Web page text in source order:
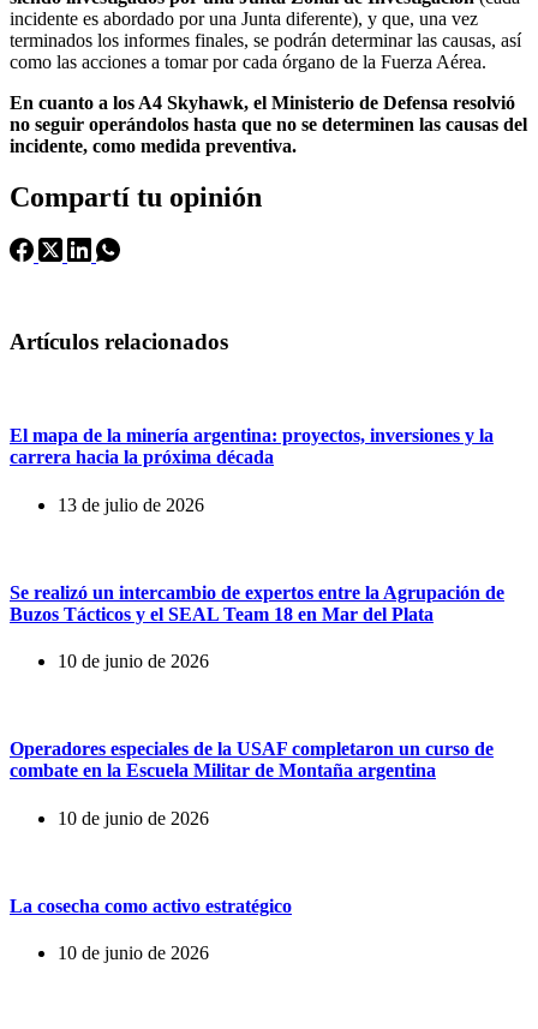
incidente es abordado por una Junta diferente), y que, una vez
terminados los informes finales, se podrán determinar las causas, así
como las acciones a tomar por cada órgano de la Fuerza Aérea.
En cuanto a los A4 Skyhawk, el Ministerio de Defensa resolvió
no seguir operándolos hasta que no se determinen las causas del
incidente, como medida preventiva.
Compartí tu opinión
Artículos relacionados
El mapa de la minería argentina: proyectos, inversiones y la
carrera hacia la próxima década
13 de julio de 2026
Se realizó un intercambio de expertos entre la Agrupación de
Buzos Tácticos y el SEAL Team 18 en Mar del Plata
10 de junio de 2026
Operadores especiales de la USAF completaron un curso de
combate en la Escuela Militar de Montaña argentina
10 de junio de 2026
La cosecha como activo estratégico
10 de junio de 2026